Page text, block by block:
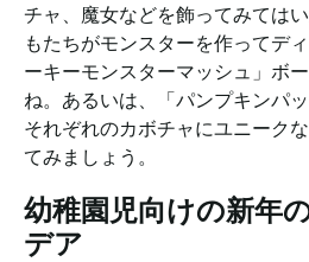
チャ、魔女などを飾ってみては
もたちがモンスターを作ってデ
ーキーモンスターマッシュ」ボ
ね。あるいは、「パンプキンパ
それぞれのカボチャにユニーク
てみましょう。
幼稚園児向けの新年
デア